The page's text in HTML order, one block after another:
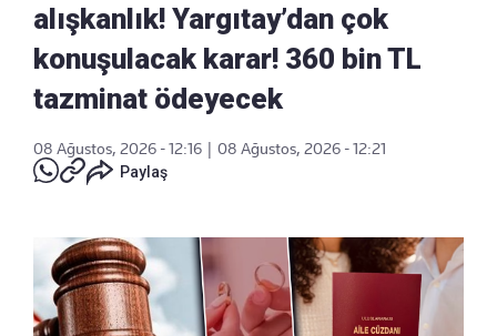
alışkanlık! Yargıtay’dan çok
konuşulacak karar! 360 bin TL
tazminat ödeyecek
08 Ağustos, 2026 - 12:16
08 Ağustos, 2026 - 12:21
Paylaş